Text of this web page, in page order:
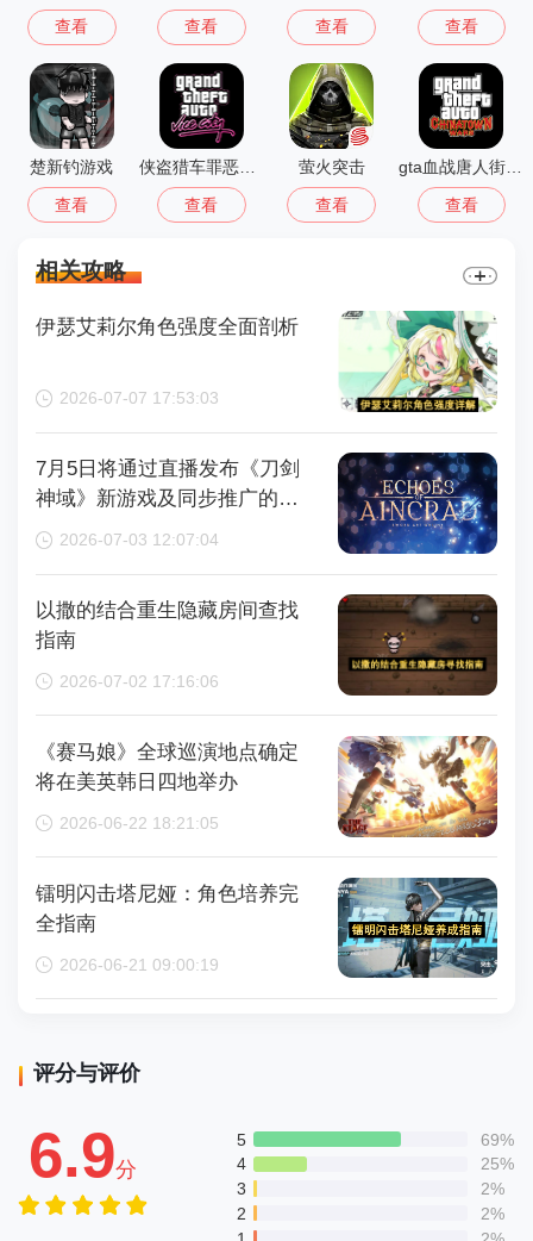
查看 查看 查看 查看
楚新钓游戏
查看 查看
萤火突击
查看 查看
相关攻略
伊瑟艾莉尔角色强度全面剖析
2026-07-07 17:53:03
7月5日将通过直播发布《刀剑
神域》新游戏及同步推广的动
画内容，整场直播时长为110分
2026-07-03 12:07:04
以撒的结合重生隐藏房间查找
指南
2026-07-02 17:16:06
《赛马娘》全球巡演地点确定
将在美英韩日四地举办
2026-06-22 18:21:05
镭明闪击塔尼娅：角色培养完
全指南
2026-06-21 09:00:19
评分与评价
6.9分
5
69%
4
25%
3
2%
2
2%